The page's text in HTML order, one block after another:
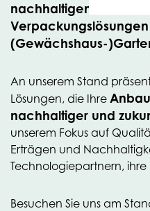
nachhaltigen Folien-
(Gewächshaus-
An unserem Stand
Lösungen, die Ihre
nachhaltiger und
unserem Fokus auf
Erträgen und
Technologiepartnern, ihre
Besuchen Sie uns am